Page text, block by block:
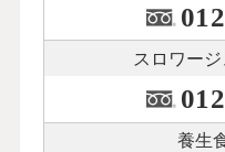
スロワー
養生